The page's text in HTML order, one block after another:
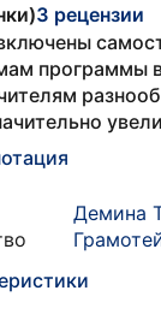
3 рецензии
программы
Демина